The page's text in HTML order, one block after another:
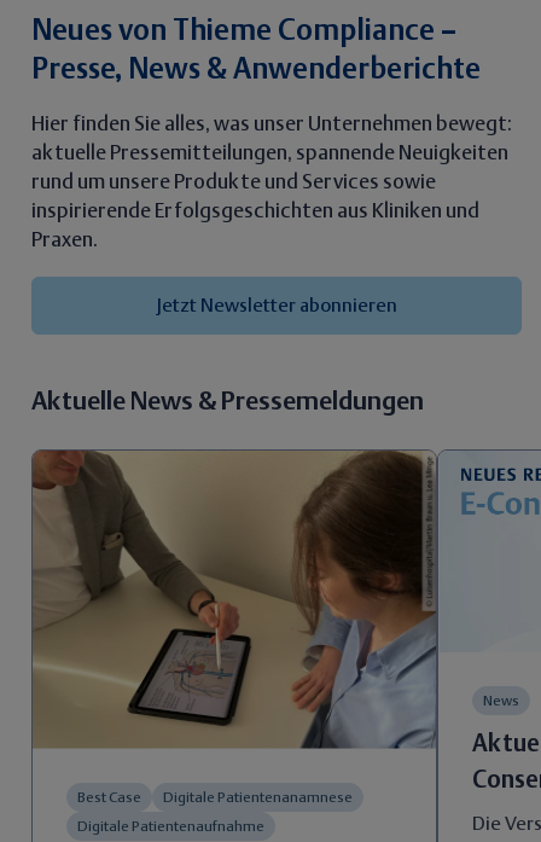
Neues von Thieme Compliance –
Presse, News & Anwenderberichte
Hier finden Sie alles, was unser Unternehmen bewegt:
aktuelle Pressemitteilungen, spannende Neuigkeiten
rund um unsere Produkte und Services sowie
inspirierende Erfolgsgeschichten aus Kliniken und
Praxen.
Jetzt Newsletter abonnieren
Aktuelle News & Pressemeldungen
Best Case
Digitale Patientenanamnese
Digitale Patientenaufnahme
News
Die